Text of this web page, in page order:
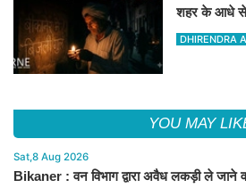
शहर के आधे से
बिजली रहेगी
DHIRENDRA
YOU MAY
Sat,8 Aug 2026
Bikaner : वन विभाग द्वारा अवैध लकड़ी ले जाने